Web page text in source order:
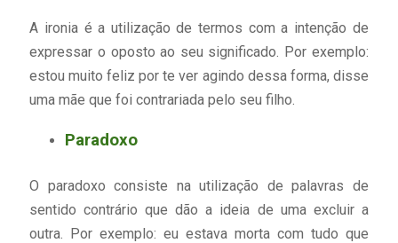
A ironia é a utilização de termos com a intenção de
expressar o oposto ao seu significado. Por exemplo:
estou muito feliz por te ver agindo dessa forma, disse
uma mãe que foi contrariada pelo seu filho.
Paradoxo
O paradoxo consiste na utilização de palavras de
sentido contrário que dão a ideia de uma excluir a
outra. Por exemplo: eu estava morta com tudo que